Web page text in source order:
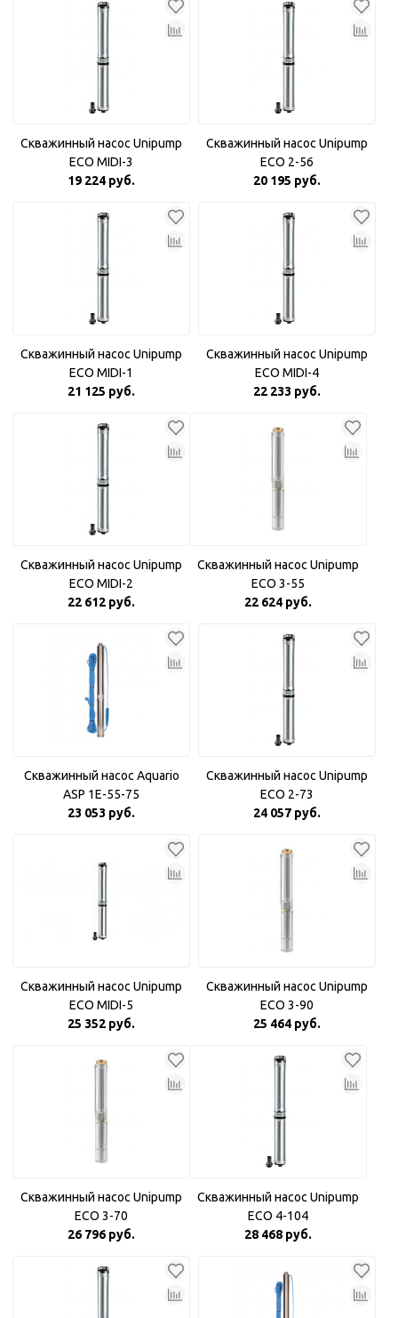
Скважинный насос Unipump
ECO MIDI-3
19 224 руб.
Скважинный насос Unipump
ECO 2-56
20 195 руб.
Скважинный насос Unipump
ECO MIDI-1
21 125 руб.
Скважинный насос Unipump
ECO MIDI-4
22 233 руб.
Скважинный насос Unipump
ECO MIDI-2
22 612 руб.
Скважинный насос Unipump
ECO 3-55
22 624 руб.
Скважинный насос Aquario
ASP 1E-55-75
23 053 руб.
Скважинный насос Unipump
ECO 2-73
24 057 руб.
Скважинный насос Unipump
ECO MIDI-5
25 352 руб.
Скважинный насос Unipump
ECO 3-90
25 464 руб.
Скважинный насос Unipump
ECO 3-70
26 796 руб.
Скважинный насос Unipump
ECO 4-104
28 468 руб.